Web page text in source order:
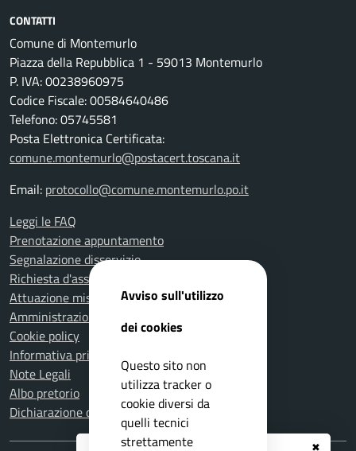
✖
CONTATTI
Comune di Montemurlo
Piazza della Repubblica 1 - 59013 Montemurlo
P. IVA: 00238960975
Codice Fiscale: 00584640486
Telefono: 05745581
Posta Elettronica Certificata:
comune.montemurlo@postacert.toscana.it
Email: protocollo@comune.montemurlo.po.it
Leggi le FAQ
Prenotazione appuntamento
Segnalazione disservizio
Richiesta d'assistenza
Attuazione misure PNRR
Amministrazione trasparente
Cookie policy
Informativa privacy
Note Legali
Albo pretorio
Dichiarazione di accessibilità
Avviso sull'utilizzo
dei cookies
Questo sito non
utilizza tracker o
cookie diversi da
quelli tecnici
strettamente